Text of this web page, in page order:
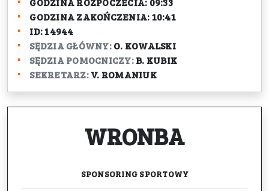
GODZINA ZAKOŃCZENIA:10:41
ID:14944
SĘDZIA GŁÓWNY: O. KOWALSKI
SĘDZIA POMOCNICZY: B. KUBIK
SEKRETARZ: V. ROMANIUK
WRONBA
SPONSORING SPORTOWY